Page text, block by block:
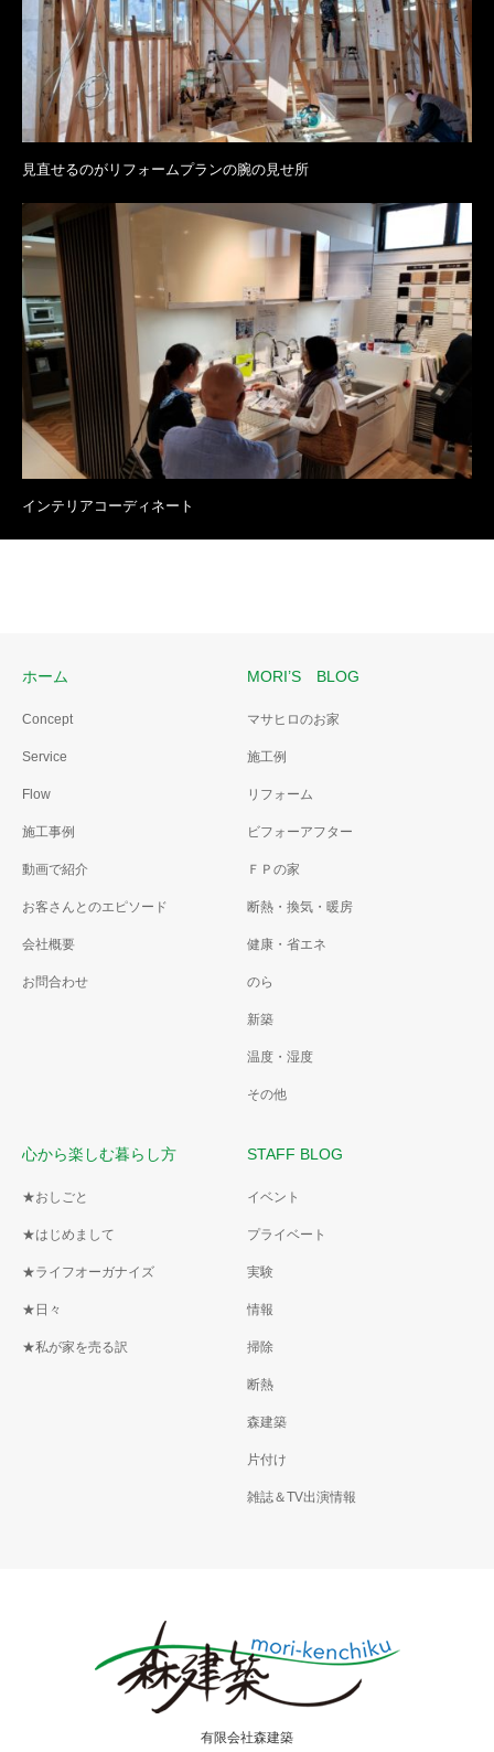
見直せるのがリフォームプランの腕の見せ所
インテリアコーディネート
ホーム
Concept
Service
Flow
施工事例
動画で紹介
お客さんとのエピソード
会社概要
お問合わせ
MORI’S BLOG
マサヒロのお家
施工例
リフォーム
ビフォーアフター
ＦＰの家
断熱・換気・暖房
健康・省エネ
のら
新築
温度・湿度
その他
心から楽しむ暮らし方
★おしごと
★はじめまして
★ライフオーガナイズ
★日々
★私が家を売る訳
STAFF BLOG
イベント
プライベート
実験
情報
掃除
断熱
森建築
片付け
雑誌＆TV出演情報
有限会社森建築